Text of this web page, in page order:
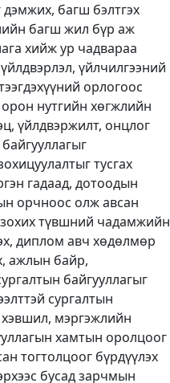
багш бэлтгэх
багш жил бүр аж
хийж ур чадвараа
үйлчилгээний
орлогоос
нутгийн хөгжлийн
үйлдвэржилт, онцлог
тусгах
гадаад, дотоодын
орчноос олж авсан
зохих түвшний чадамжийн
диплом авч хөдөлмөр
ажлын байр,
байгууллагыг
сургалтын
хэвшил, мэргэжлийн
хамтын оролцоог
тогтолцоог бүрдүүлэх
бусад зарчмын